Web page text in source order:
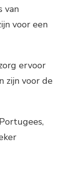
van
voor een
ervoor
zijn voor de